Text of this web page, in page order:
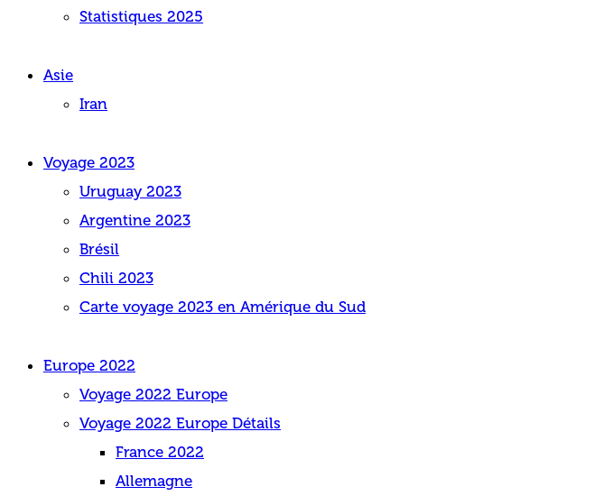
Statistiques 2025
Asie
Iran
Voyage 2023
Uruguay 2023
Argentine 2023
Brésil
Chili 2023
Carte voyage 2023 en Amérique du Sud
Europe 2022
Voyage 2022 Europe
Voyage 2022 Europe Détails
France 2022
Allemagne